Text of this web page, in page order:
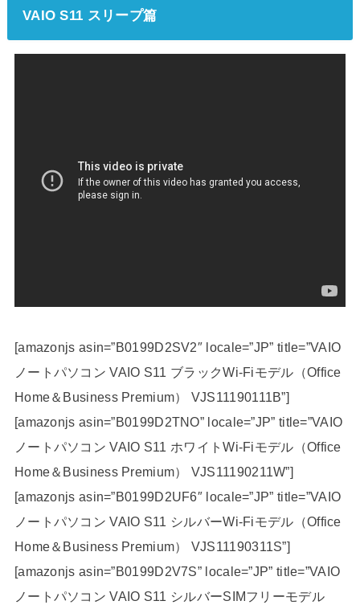
VAIO S11 スリープ篇
[amazonjs asin=”B0199D2SV2″ locale=”JP” title=”VAIO
ノートパソコン VAIO S11 ブラックWi-Fiモデル（Office
Home＆Business Premium） VJS11190111B”]
[amazonjs asin=”B0199D2TNO” locale=”JP” title=”VAIO
ノートパソコン VAIO S11 ホワイトWi-Fiモデル（Office
Home＆Business Premium） VJS11190211W”]
[amazonjs asin=”B0199D2UF6″ locale=”JP” title=”VAIO
ノートパソコン VAIO S11 シルバーWi-Fiモデル（Office
Home＆Business Premium） VJS11190311S”]
[amazonjs asin=”B0199D2V7S” locale=”JP” title=”VAIO
ノートパソコン VAIO S11 シルバーSIMフリーモデル